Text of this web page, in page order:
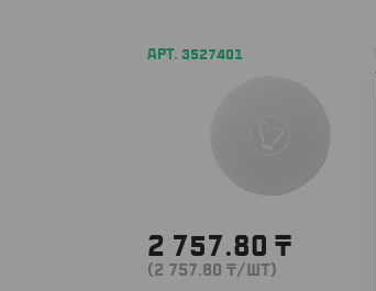
АРТ. 3527401
2 757.80 ₸
(2 757.80 ₸/ШТ)